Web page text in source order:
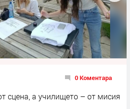
0 Коментара
сцена, а училището – от мисия